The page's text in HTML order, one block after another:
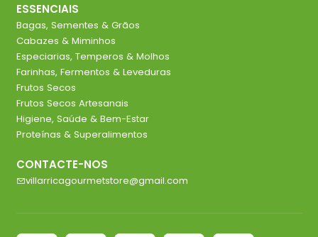
ESSENCIAIS
Bagas, Sementes & Grãos
Cabazes & Miminhos
Especiarias, Temperos & Molhos
Farinhas, Fermentos & Leveduras
Frutos Secos
Frutos Secos Artesanais
Higiene, Saúde & Bem-Estar
Proteínas & Superalimentos
CONTACTE-NOS
villarricagourmetstore@gmail.com